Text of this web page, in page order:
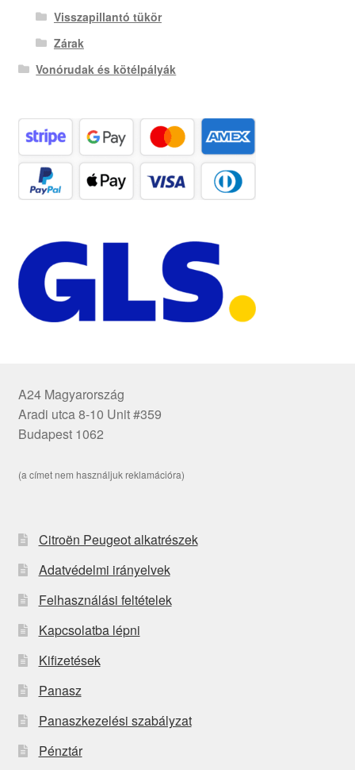
Visszapillantó tükör
Zárak
Vonórudak és kötélpályák
A24 Magyarország
Aradi utca 8-10 Unit #359
Budapest 1062
(a címet nem használjuk reklamációra)
Citroën Peugeot alkatrészek
Adatvédelmi irányelvek
Felhasználási feltételek
Kapcsolatba lépni
Kifizetések
Panasz
Panaszkezelési szabályzat
Pénztár